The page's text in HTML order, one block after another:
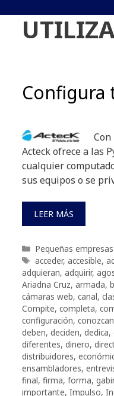
Configura
Acteck ofrece a las
cualquier
sus equipos o se
LEER MÁS
Categorías
Pequeñas empresas
Etiquetas
acceder, accesible,
adquieran, adquirir,
Ariadna Cruz, armada,
cámaras web, canal,
Compite, completa,
configuración, conozcan
deben, deciden, dedica,
diferentes, dinero,
distribuidores,
ensambladores,
final, firma, forma,
importante, Impulso,